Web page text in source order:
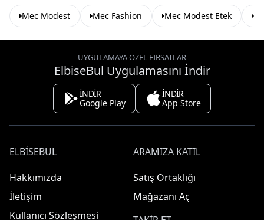
Mec Modest Mec Fashion Mec Modest Etek
UYGULAMAYA ÖZEL FIRSATLAR
ElbiseBul Uygulamasını İndir
İNDİR
Google Play
İNDİR
App Store
ELBISEBUL
Hakkımızda
İletişim
Kullanıcı Sözleşmesi
ARAMIZA KATIL
Satış Ortaklığı
Mağazanı Aç